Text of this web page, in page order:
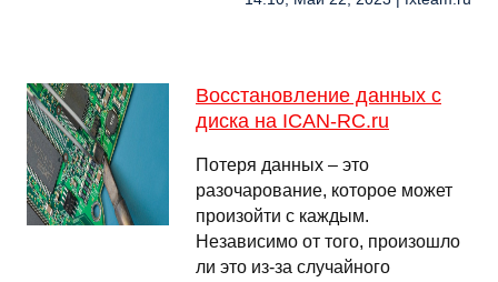
Восстановление данных с
диска на ICAN-RC.ru
Потеря данных – это
разочарование, которое может
произойти с каждым.
Независимо от того, произошло
ли это из-за случайного